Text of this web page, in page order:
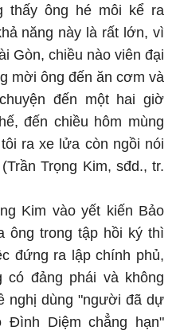
thấy ông hé môi kể ra
năng này là rất lớn, vì
Gòn, chiều nào viên đại
mời ông đến ăn cơm và
đến một hai giờ
đến chiều hôm mùng
ra xe lửa còn ngồi nói
Trọng Kim, sđd., tr.
Kim vào yết kiến Bảo
ông trong tập hồi ký thì
đứng ra lập chính phủ,
có đảng phái và không
nghị dùng "người đã dự
Diệm chẳng hạn"